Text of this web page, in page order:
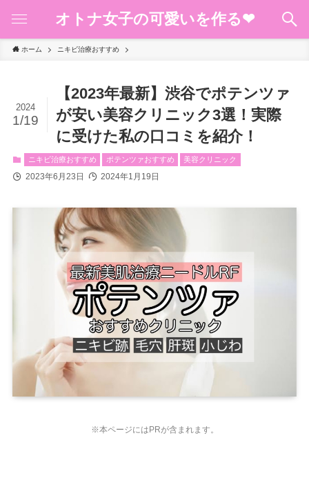
オトナ女子の可愛いを作る❤︎
ホーム ニキビ治療おすすめ
【2023年最新】渋谷でポテンツァ
が安い美容クリニック3選！実際
に受けた私の口コミを紹介！
2024
1/19
ニキビ治療おすすめ ポテンツァおすすめ 美容クリニック
2023年6月23日 2024年1月19日
※本ページにはPRが含まれます。